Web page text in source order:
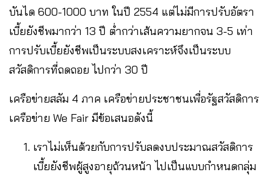
บันได 600-1000 บาท ในปี 2554 แต่ไม่มีการปรับอัตรา
เบี้ยยังชีพมากว่า 13 ปี ต่ำกว่าเส้นความยากจน 3-5 เท่า
การปรับเบี้ยยังชีพเป็นระบบสงเคราะห์จึงเป็นระบบ
สวัสดิการที่ถดถอย ไปกว่า 30 ปี
เครือข่ายสลัม 4 ภาค เครือข่ายประชาชนเพื่อรัฐสวัสดิการ
เครือข่าย We Fair มีข้อเสนอดังนี้
เราไม่เห็นด้วยกับการปรับลดงบประมาณสวัสดิการ
เบี้ยยังชีพผู้สูงอายุถ้วนหน้า ไปเป็นแบบกำหนดกลุ่ม